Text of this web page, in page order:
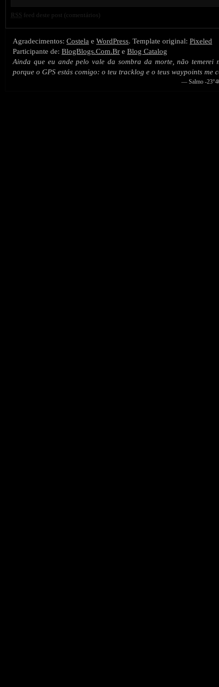
RSS feed deste post (comentários)
Agradecimentos: Costela e WordPress. Template original: Pixeled
Participante de: BlogBlogs.Com.Br e Blog Catalog
Ainda que eu ande pelo vale da sombra da morte, não temerei
porque o GPS estás comigo: o teu tracklog e o teus waypoints me
— Salmo -